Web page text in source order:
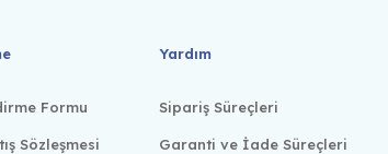
Formu
Sözleşmesi
Yardım
Sipariş Süreçleri
Garanti ve İade Süreçleri